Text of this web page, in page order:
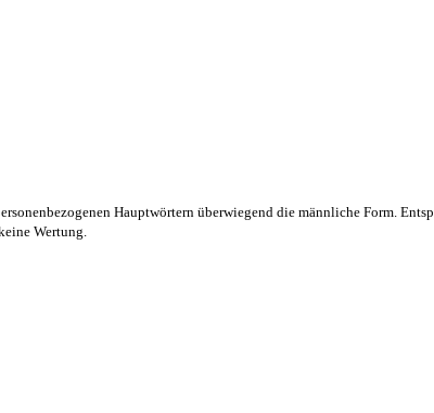
Hauptwörtern überwiegend die männliche Form.
Wertung.